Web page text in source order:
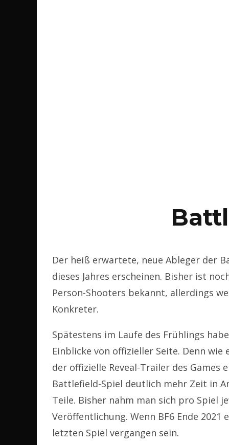
Der heiß erwartete, neue Ableger der
dieses Jahres erscheinen. Bisher ist
Person-Shooters bekannt, allerdings
Konkreter.
Spätestens im Laufe des Frühlings
Einblicke von offizieller Seite. Denn
der offizielle Reveal-Trailer des
Battlefield-Spiel deutlich mehr Zeit in
Teile. Bisher nahm man sich pro Spiel
Veröffentlichung. Wenn BF6 Ende
letzten Spiel vergangen sein.